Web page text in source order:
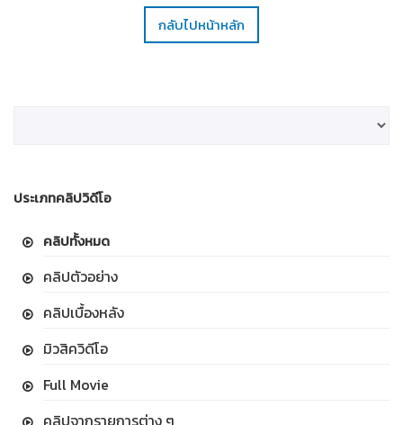
กลับไปหน้าหลัก
ประเภทคลิปวิดีโอ
คลิปทั้งหมด
คลิปตัวอย่าง
คลิปเบื้องหลัง
มิวสิควิดีโอ
Full Movie
คลิปจากรายการต่าง ๆ